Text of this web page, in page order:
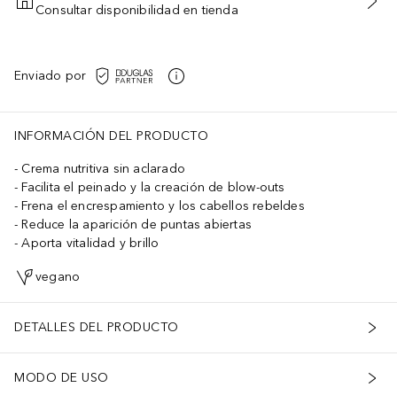
AÑADIR AL CARRITO
Consultar disponibilidad en tienda
Enviado por
INFORMACIÓN DEL PRODUCTO
Crema nutritiva sin aclarado
Facilita el peinado y la creación de blow-outs
Frena el encrespamiento y los cabellos rebeldes
Reduce la aparición de puntas abiertas
Aporta vitalidad y brillo
vegano
DETALLES DEL PRODUCTO
MODO DE USO